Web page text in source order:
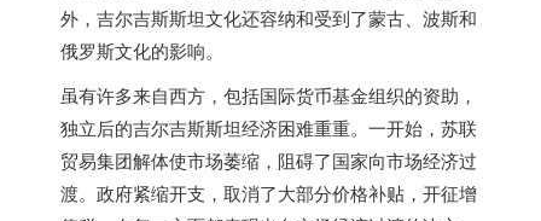
外，吉尔吉斯斯坦文化还容纳和受到了蒙古、波斯和
俄罗斯文化的影响。
虽有许多来自西方，包括国际货币基金组织的资助，
独立后的吉尔吉斯斯坦经济困难重重。一开始，苏联
贸易集团解体使市场萎缩，阻碍了国家向市场经济过
渡。政府紧缩开支，取消了大部分价格补贴，开征增